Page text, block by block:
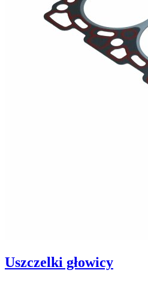
Uszczelki głowicy